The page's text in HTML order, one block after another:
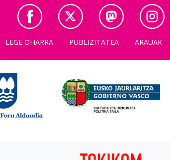
LEGE OHARRA PUBLIZITATEA ARAUAK